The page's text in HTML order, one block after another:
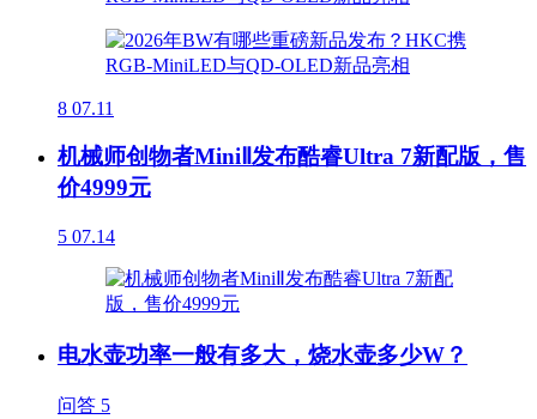
8 07.11
机械师创物者MiniⅡ发布酷睿Ultra 7新配版，售
价4999元
5 07.14
电水壶功率一般有多大，烧水壶多少W？
问答 5